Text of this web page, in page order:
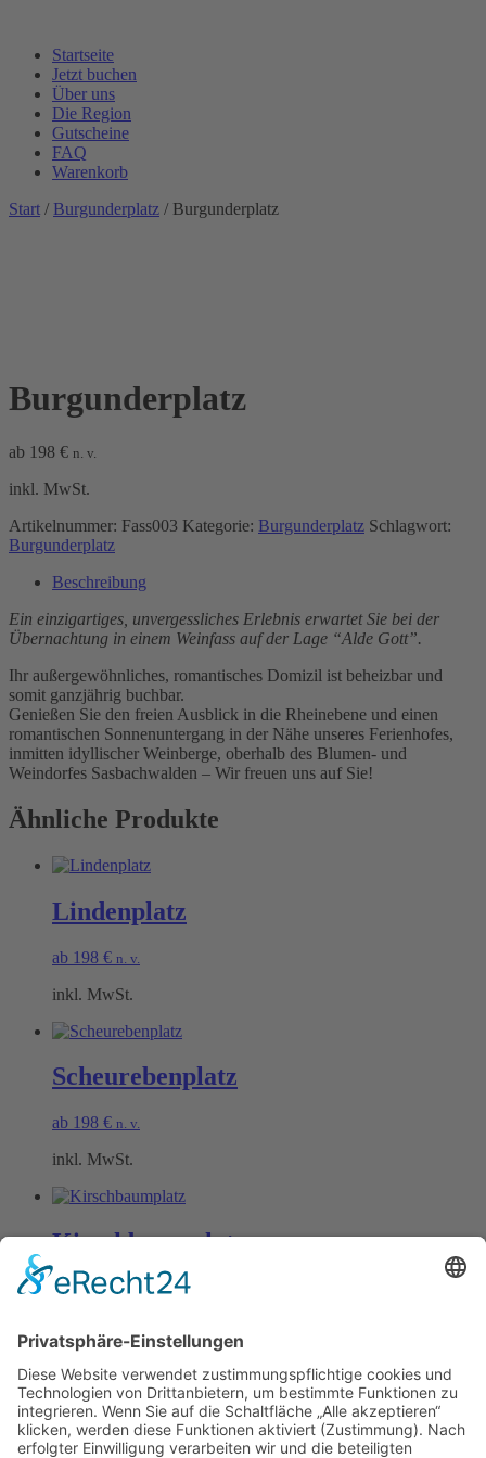
Startseite
Jetzt buchen
Über uns
Die Region
Gutscheine
FAQ
Warenkorb
Start / Burgunderplatz / Burgunderplatz
Burgunderplatz
ab 198 € n. v.
inkl. MwSt.
Artikelnummer: Fass003 Kategorie: Burgunderplatz Schlagwort:
Burgunderplatz
Beschreibung
Ein einzigartiges, unvergessliches Erlebnis erwartet Sie bei der
Übernachtung in einem Weinfass auf der Lage “Alde Gott”.
Ihr außergewöhnliches, romantisches Domizil ist beheizbar und
somit ganzjährig buchbar.
Genießen Sie den freien Ausblick in die Rheinebene und einen
romantischen Sonnenuntergang in der Nähe unseres Ferienhofes,
inmitten idyllischer Weinberge, oberhalb des Blumen- und
Weindorfes Sasbachwalden – Wir freuen uns auf Sie!
Ähnliche Produkte
Lindenplatz
ab 198 € n. v.
inkl. MwSt.
Scheurebenplatz
ab 198 € n. v.
inkl. MwSt.
Kirschbaumplatz
ab 198€ n. v.
Öffnungszeiten Büro und Hofladen:
Hofladen:
Montag bis Sonntag von 09:00 – 11:30 Uhr und 14:00 – 18:00 Uhr